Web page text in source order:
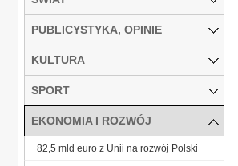
PUBLICYSTYKA, OPINIE
KULTURA
SPORT
EKONOMIA I ROZWÓJ
82,5 mld euro z Unii na rozwój Polski